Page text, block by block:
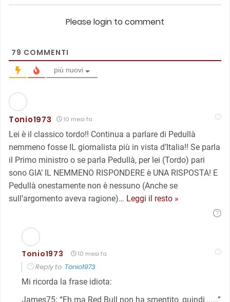
Please login to comment
79 COMMENTI
più nuovi
Tonio1973 10 mesi fa
Lei è il classico tordo!! Continua a parlare di Pedullà
nemmeno fosse IL giornalista più in vista d’Italia!! Se parla
il Primo ministro o se parla Pedullà, per lei (Tordo) pari
sono GIA’ IL NEMMENO RISPONDERE è UNA RISPOSTA! E
Pedullà onestamente non è nessuno (Anche se
sull’argomento aveva ragione)… Leggi il resto »
Tonio1973 10 mesi fa
Reply to Tonio1973
Mi ricorda la frase idiota:
James75: “Eh ma Red Bull non ha smentito, quindi…….”